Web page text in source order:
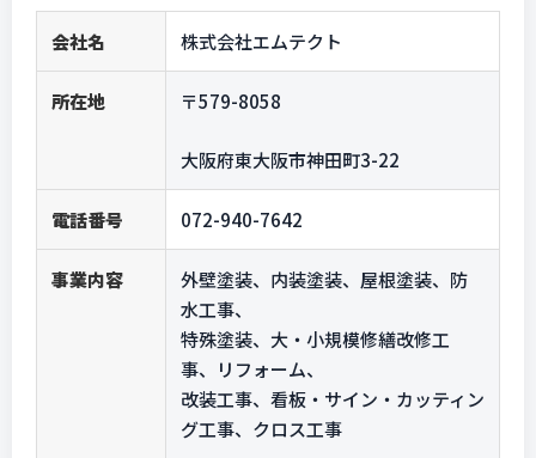
会社名 株式会社エムテクト
所在地 〒579-8058
大阪府東大阪市神田町3-22
電話番号 072-940-7642
事業内容
外壁塗装、内装塗装、屋根塗装、防
水工事、
特殊塗装、大・小規模修繕改修工
事、リフォーム、
改装工事、看板・サイン・カッティン
グ工事、クロス工事